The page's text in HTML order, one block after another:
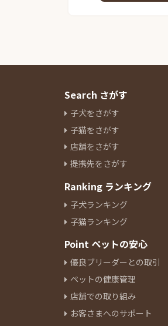
Search さがす
子犬をさがす
子猫をさがす
店舗をさがす
提携先をさがす
Ranking ランキング
子犬ランキング
子猫ランキング
Point ペットの安心
優良ブリーダーとの取引
ペットの健康管理
店舗での取り組み
お客さまへのサポート